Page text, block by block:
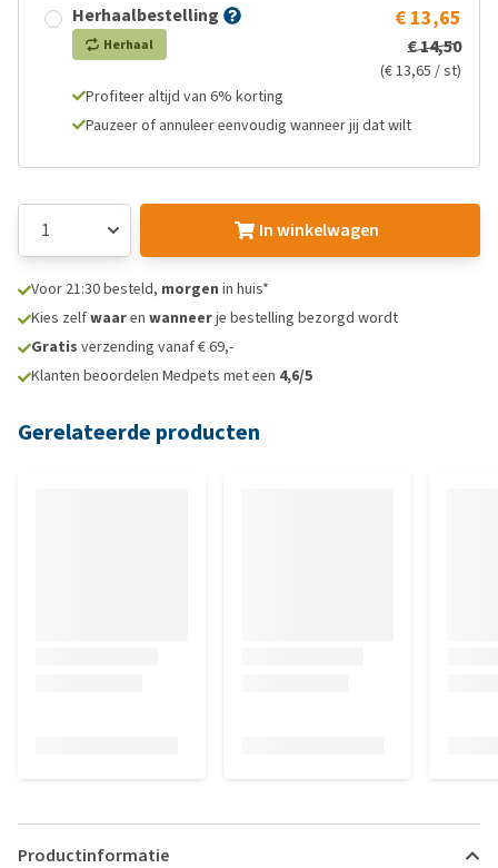
Herhaalbestelling
Herhaal
€ 13,65
€ 14,50
(€ 13,65 / st)
Profiteer altijd van 6% korting
Pauzeer of annuleer eenvoudig wanneer jij dat wilt
In winkelwagen
Voor 21:30 besteld, morgen in huis*
Kies zelfwaaren wanneerje bestelling bezorgd wordt
Gratis verzending vanaf € 69,-
Klanten beoordelen Medpets met een 4,6/5
Gerelateerde producten
Productinformatie